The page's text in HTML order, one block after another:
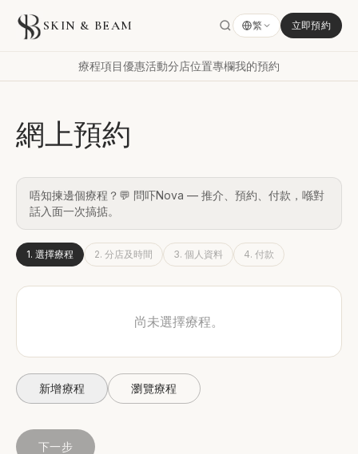
SKIN & BEAM 繁 立即預約
療程項目優惠活動分店位置專欄我的預約
網上預約
唔知揀邊個療程？💬 問吓Nova — 推介、預約、付款，喺對
話入面一次搞掂。
1. 選擇療程 2. 分店及時間 3. 個人資料 4. 付款
尚未選擇療程。
新增療程 瀏覽療程
下一步